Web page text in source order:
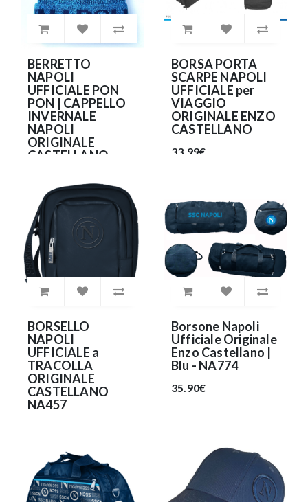
BERRETTO
NAPOLI
UFFICIALE PON
PON | CAPPELLO
INVERNALE
NAPOLI
ORIGINALE
CASTELLANO
34.90€
BORSA PORTA
SCARPE NAPOLI
UFFICIALE per
VIAGGIO
ORIGINALE ENZO
CASTELLANO
33.99€
BORSELLO
NAPOLI
UFFICIALE a
TRACOLLA
ORIGINALE
CASTELLANO
NA457
Borsone Napoli
Ufficiale Originale
Enzo Castellano |
Blu - NA774
35.90€